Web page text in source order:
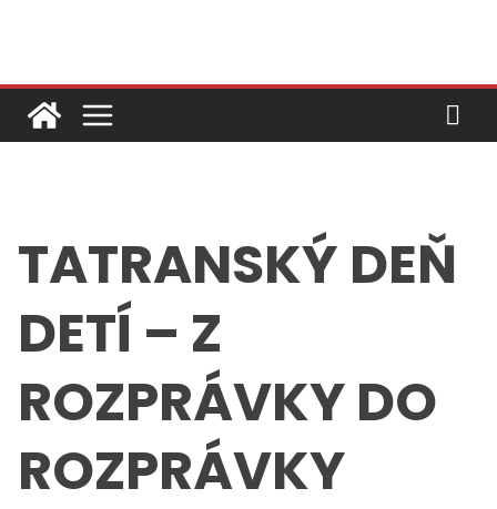
TATRANSKÝ DEŇ
DETÍ – Z
ROZPRÁVKY DO
ROZPRÁVKY